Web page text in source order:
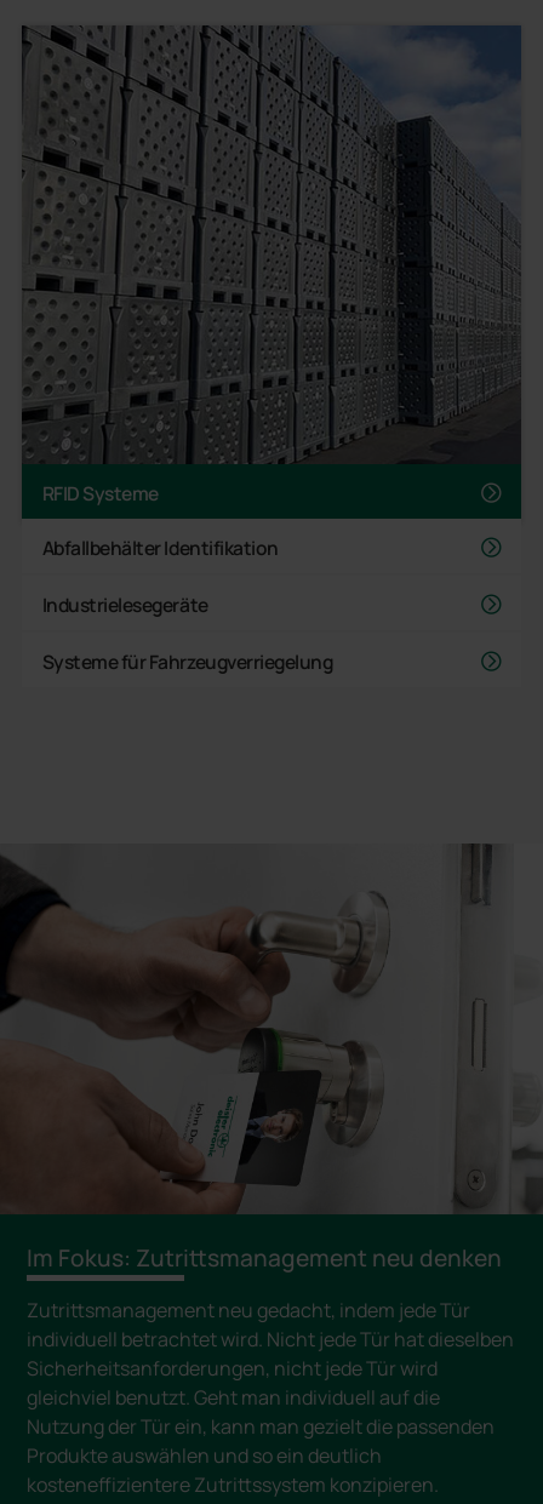
RFID Systeme
Abfallbehälter Identifikation
Industrielesegeräte
Systeme für Fahrzeugverriegelung
Im Fokus: Zutrittsmanagement neu denken
Zutrittsmanagement neu gedacht, indem jede Tür
individuell betrachtet wird. Nicht jede Tür hat dieselben
Sicherheitsanforderungen, nicht jede Tür wird
gleichviel benutzt. Geht man individuell auf die
Nutzung der Tür ein, kann man gezielt die passenden
Produkte auswählen und so ein deutlich
kosteneffizientere Zutrittssystem konzipieren.